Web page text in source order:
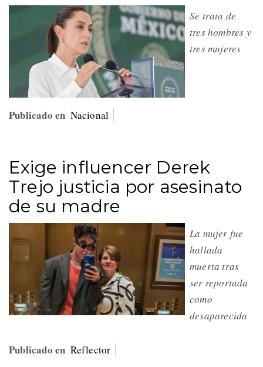
Se trata de
tres hombres y
tres mujeres
Publicado en Nacional
Exige influencer Derek
Trejo justicia por asesinato
de su madre
La mujer fue
hallada
muerta tras
ser reportada
como
desaparecida
Publicado en Reflector